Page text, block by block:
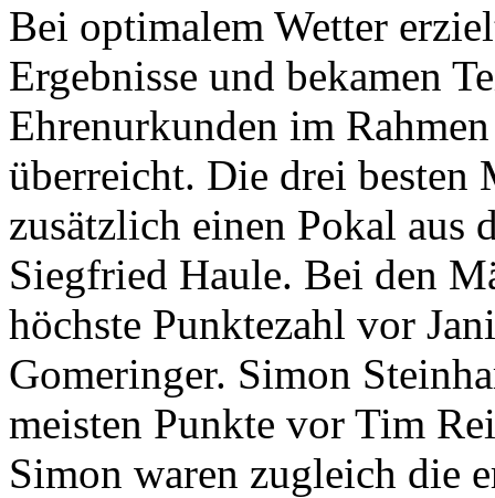
Bei optimalem Wetter
Ergebnisse und bekamen
Ehrenurkunden im
überreicht. Die drei besten
zusätzlich einen Pokal aus
Siegfried Haule. Bei den
höchste Punktezahl vor
Gomeringer. Simon
meisten Punkte vor Tim
Simon waren zugleich die